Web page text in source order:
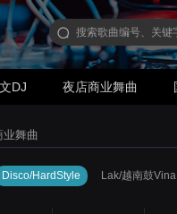
DJ 夜店商业舞曲
业舞曲
Disco/HardStyle Lak/越南鼓